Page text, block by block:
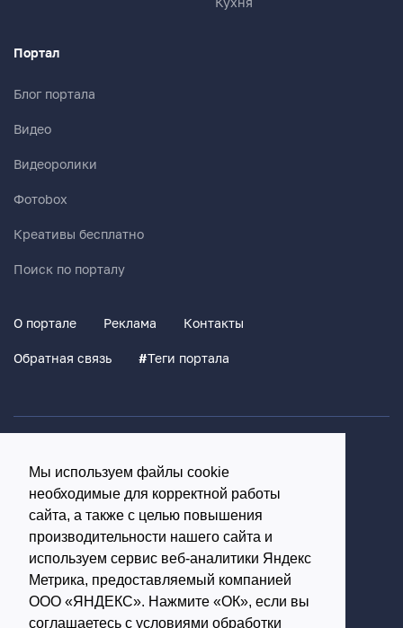
Мы используем файлы cookie
необходимые для корректной работы
сайта, а также с целью повышения
производительности нашего сайта и
используем сервис веб-аналитики Яндекс
Метрика, предоставляемый компанией
ООО «ЯНДЕКС». Нажмите «ОК», если вы
соглашаетесь с условиями обработки
Портал
Блог портала
Видео
Видеоролики
Фотоbox
Креативы бесплатно
Поиск по порталу
О портале Реклама Контакты
Обратная связь #Теги портала
Согласие на обработку персональных данных
16+
© Использование материалов возможно только с
письменного разрешения администрации портала
Редакция портала: